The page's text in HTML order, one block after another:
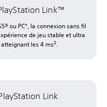
Link™
ou PC*, la connexion sans fil
de jeu stable et ultra
les 4 ms2.
Link